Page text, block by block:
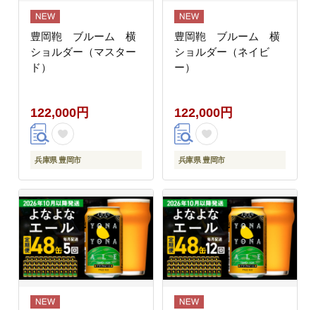
豊岡鞄 ブルーム 横
ショルダー（マスター
ド）
122,000円
兵庫県 豊岡市
豊岡鞄 ブルーム 横
ショルダー（ネイビ
ー）
122,000円
兵庫県 豊岡市